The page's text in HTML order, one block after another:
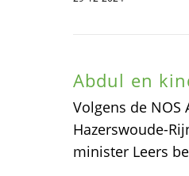
Abdul en
Volgens de
Hazerswoude-
minister Leers